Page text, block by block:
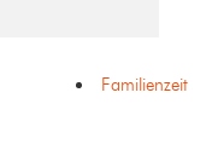
Familienzeit